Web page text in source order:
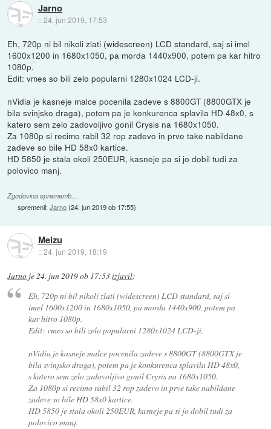
Jarno
::24. jun 2019, 17:53
Eh, 720p ni bil nikoli zlati (widescreen) LCD standard, saj si imel
1600x1200 in 1680x1050, pa morda 1440x900, potem pa kar hitro
1080p.
Edit: vmes so bili zelo popularni 1280x1024 LCD-ji.
nVidia je kasneje malce pocenila zadeve s 8800GT (8800GTX je
bila svinjsko draga), potem pa je konkurenca splavila HD 48x0, s
katero sem zelo zadovoljivo gonil Crysis na 1680x1050.
Za 1080p si recimo rabil 32 rop zadevo in prve take nabildane
zadeve so bile HD 58x0 kartice.
HD 5850 je stala okoli 250EUR, kasneje pa si jo dobil tudi za
polovico manj.
Zgodovina sprememb…
spremenil:Jarno(24. jun 2019 ob 17:55)
Meizu
::24. jun 2019, 18:19
Jarno je 24. jun 2019 ob 17:53izjavil:
Eh, 720p ni bil nikoli zlati (widescreen) LCD standard, saj si
imel 1600x1200 in 1680x1050, pa morda 1440x900, potem pa
kar hitro 1080p.
Edit: vmes so bili zelo popularni 1280x1024 LCD-ji.
nVidia je kasneje malce pocenila zadeve s 8800GT (8800GTX je
bila svinjsko draga), potem pa je konkurenca splavila HD 48x0,
s katero sem zelo zadovoljivo gonil Crysis na 1680x1050.
Za 1080p si recimo rabil 32 rop zadevo in prve take nabildane
zadeve so bile HD 58x0 kartice.
HD 5850 je stala okoli 250EUR, kasneje pa si jo dobil tudi za
polovico manj.